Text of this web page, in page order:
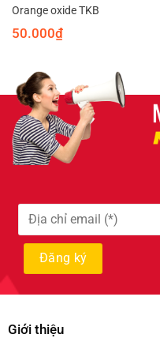
Orange oxide TKB
50.000₫
Giới thiệu